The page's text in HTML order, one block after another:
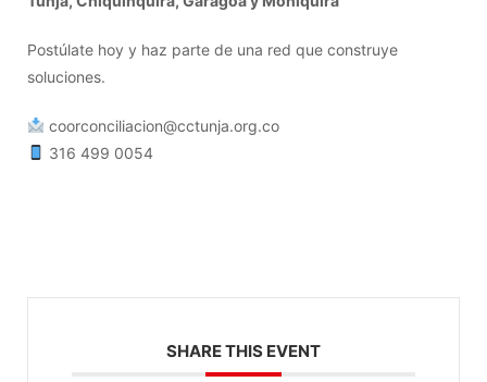
Postúlate hoy y haz parte de una red que construye
soluciones.
coorconciliacion@cctunja.org.co
316 499 0054
SHARE THIS EVENT